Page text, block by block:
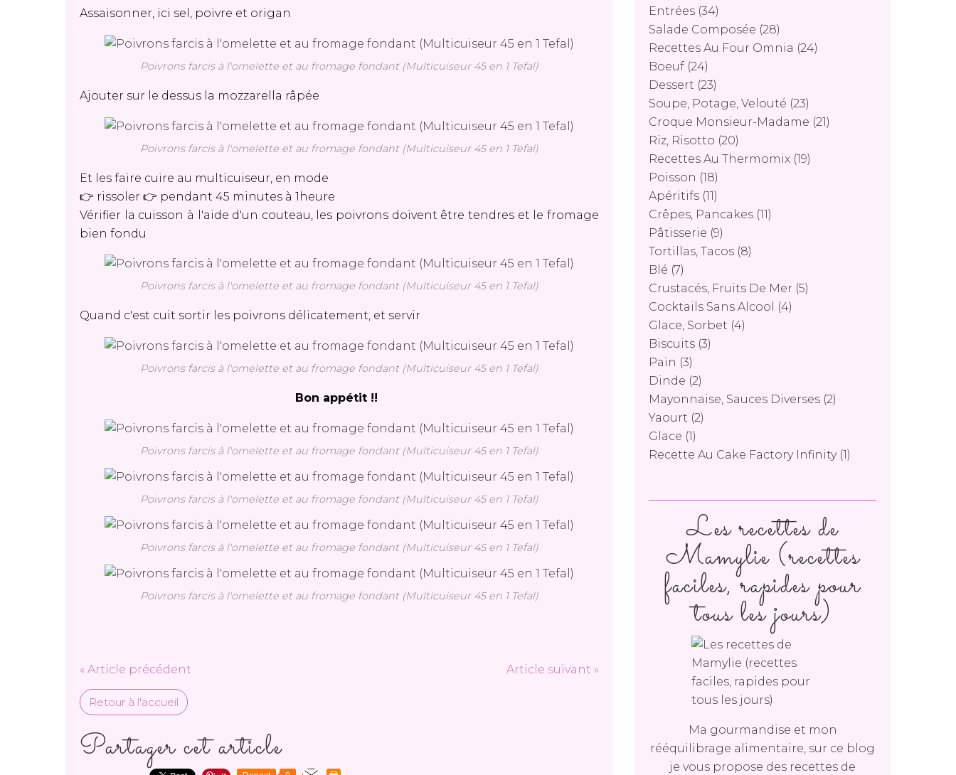
Assaisonner, ici sel, poivre et origan
Poivrons farcis à l'omelette et au fromage fondant (Multicuiseur 45 en 1 Tefal)
Ajouter sur le dessus la mozzarella râpée
Poivrons farcis à l'omelette et au fromage fondant (Multicuiseur 45 en 1 Tefal)
Et les faire cuire au multicuiseur, en mode
👉 rissoler 👉 pendant 45 minutes à 1heure
Vérifier la cuisson à l'aide d'un couteau, les poivrons doivent être tendres et le fromage
bien fondu
Poivrons farcis à l'omelette et au fromage fondant (Multicuiseur 45 en 1 Tefal)
Quand c'est cuit sortir les poivrons délicatement, et servir
Poivrons farcis à l'omelette et au fromage fondant (Multicuiseur 45 en 1 Tefal)
Bon appétit !!
Poivrons farcis à l'omelette et au fromage fondant (Multicuiseur 45 en 1 Tefal)
Poivrons farcis à l'omelette et au fromage fondant (Multicuiseur 45 en 1 Tefal)
Poivrons farcis à l'omelette et au fromage fondant (Multicuiseur 45 en 1 Tefal)
Poivrons farcis à l'omelette et au fromage fondant (Multicuiseur 45 en 1 Tefal)
« Article précédent Article suivant »
Retour à l'accueil
Partager cet article
Entrées (34)
Salade Composée (28)
Recettes Au Four Omnia (24)
Boeuf (24)
Dessert (23)
Soupe, Potage, Velouté (23)
Croque Monsieur-Madame (21)
Riz, Risotto (20)
Recettes Au Thermomix (19)
Poisson (18)
Apéritifs (11)
Crêpes, Pancakes (11)
Pâtisserie (9)
Tortillas, Tacos (8)
Blé (7)
Crustacés, Fruits De Mer (5)
Cocktails Sans Alcool
(4)
Glace, Sorbet (4)
Biscuits (3)
Pain (3)
Dinde (2)
Mayonnaise, Sauces Diverses (2)
Yaourt (2)
Glace (1)
Recette Au Cake Factory Infinity(1)
Les recettes de
Mamylie (recettes
faciles, rapides pour
tous les jours)
Ma gourmandise et mon
rééquilibrage alimentaire, sur ce blog
je vous propose des recettes de